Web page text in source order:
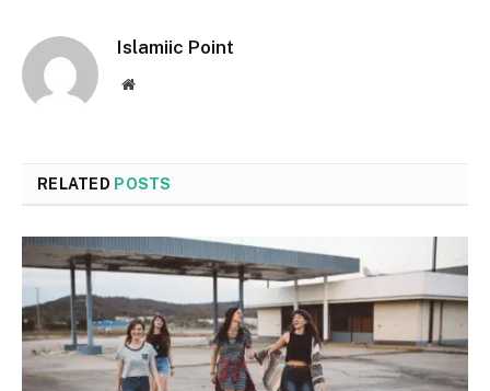
Islamiic Point
Website
RELATED POSTS